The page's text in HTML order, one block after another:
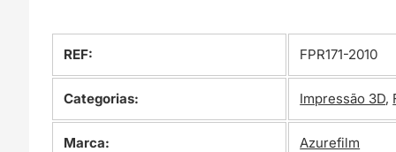
REF: FPR171-2010
Categorias: Impressão 3D,
Marca: Azurefilm